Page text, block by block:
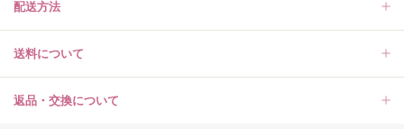
配送方法
送料について
返品・交換について